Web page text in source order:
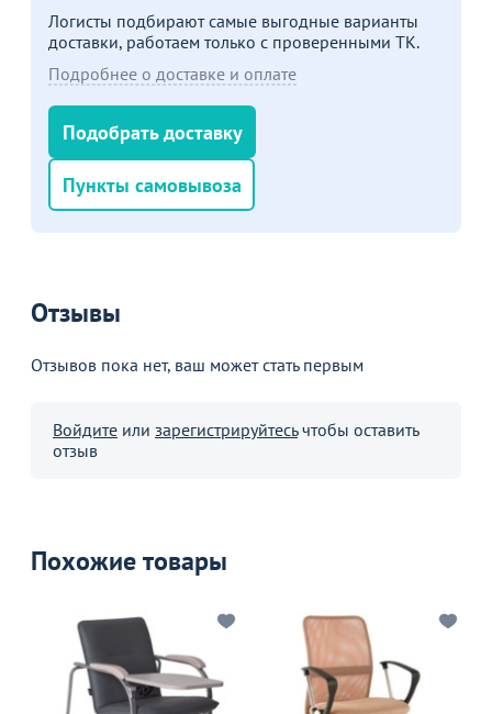
Логисты подбирают самые выгодные варианты
доставки, работаем только с проверенными ТК.
Подробнее о доставке и оплате
Подобрать доставку
Пункты самовывоза
Отзывы
Отзывов пока нет, ваш может стать первым
Войдите или зарегистрируйтесьчтобы оставить
отзыв
Похожие товары